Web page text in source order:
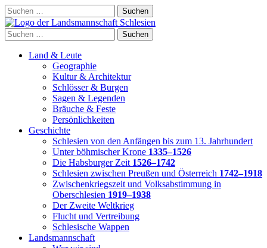
Skip
to
content
Suchen
nach:
Suchen
nach:
Land & Leute
Geographie
Kultur & Architektur
Schlösser & Burgen
Sagen & Legenden
Bräuche & Feste
Persönlichkeiten
Geschichte
Schlesien von den Anfängen bis zum 13. Jahrhundert
Unter böhmischer Krone 1335–1526
Die Habsburger Zeit 1526–1742
Schlesien zwischen Preußen und Österreich 1742–1918
Zwischenkriegszeit und Volksabstimmung in
Oberschlesien 1919–1938
Der Zweite Weltkrieg
Flucht und Vertreibung
Schlesische Wappen
Landsmannschaft